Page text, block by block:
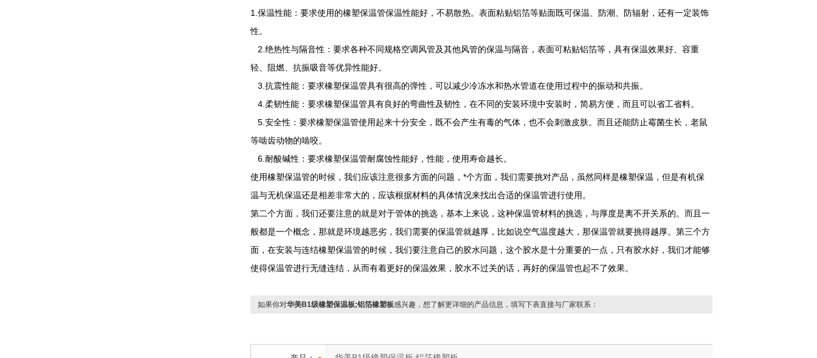
1.保温性能：要求使用的橡塑保温管保温性能好，不易散热。表面粘贴铝箔等贴面既可保温、防潮、防辐射，还有一定装饰
性。
2.绝热性与隔音性：要求各种不同规格空调风管及其他风管的保温与隔音，表面可粘贴铝箔等，具有保温效果好、容重
轻、阻燃、抗振吸音等优异性能好。
3.抗震性能：要求橡塑保温管具有很高的弹性，可以减少冷冻水和热水管道在使用过程中的振动和共振。
4.柔韧性能：要求橡塑保温管具有良好的弯曲性及韧性，在不同的安装环境中安装时，简易方便，而且可以省工省料。
5.安全性：要求橡塑保温管使用起来十分安全，既不会产生有毒的气体，也不会刺激皮肤。而且还能防止霉菌生长，老鼠
等啮齿动物的啮咬。
6.耐酸碱性：要求橡塑保温管耐腐蚀性能好，性能，使用寿命越长。
使用橡塑保温管的时候，我们应该注意很多方面的问题，*个方面，我们需要挑对产品，虽然同样是橡塑保温，但是有机保
温与无机保温还是相差非常大的，应该根据材料的具体情况来找出合适的保温管进行使用。
第二个方面，我们还要注意的就是对于管体的挑选，基本上来说，这种保温管材料的挑选，与厚度是离不开关系的。而且一
般都是一个概念，那就是环境越恶劣，我们需要的保温管就越厚，比如说空气温度越大，那保温管就要挑得越厚。第三个方
面，在安装与连结橡塑保温管的时候，我们要注意自己的胶水问题，这个胶水是十分重要的一点，只有胶水好，我们才能够
使得保温管进行无缝连结，从而有着更好的保温效果，胶水不过关的话，再好的保温管也起不了效果。
如果你对华美B1级橡塑保温板;铝箔橡塑板感兴趣，想了解更详细的产品信息，填写下表直接与厂家联系：